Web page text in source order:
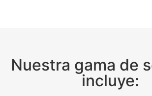
Nuestra gama de
incluye: